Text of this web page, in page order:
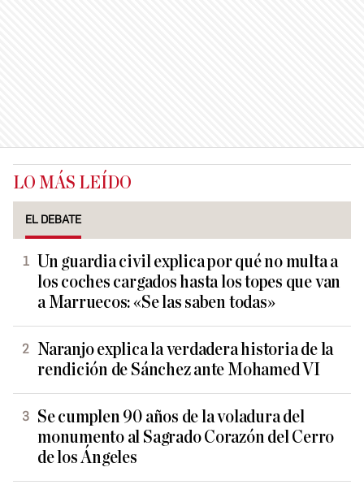
LO MÁS LEÍDO
EL DEBATE
Un guardia civil explica por qué no multa a
los coches cargados hasta los topes que van
a Marruecos: «Se las saben todas»
Naranjo explica la verdadera historia de la
rendición de Sánchez ante Mohamed VI
Se cumplen 90 años de la voladura del
monumento al Sagrado Corazón del Cerro
de los Ángeles